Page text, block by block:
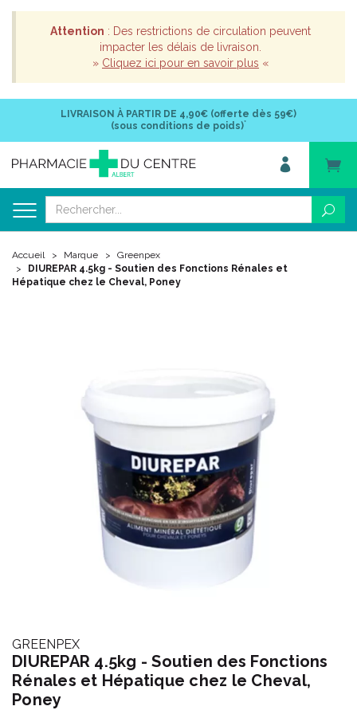
Attention : Des restrictions de circulation peuvent
impacter les délais de livraison.
» Cliquez ici pour en savoir plus «
LIVRAISON À PARTIR DE 4,90€ (offerte dès 59€)
(sous conditions de poids)*
Accueil Marque
Greenpex
DIUREPAR 4.5kg - Soutien des Fonctions Rénales et
Hépatique chez le Cheval, Poney
GREENPEX
DIUREPAR 4.5kg - Soutien des Fonctions
Rénales et Hépatique chez le Cheval,
Poney